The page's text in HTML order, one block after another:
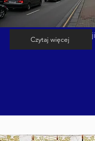
Kalendarium inwazji
Czytaj więcej